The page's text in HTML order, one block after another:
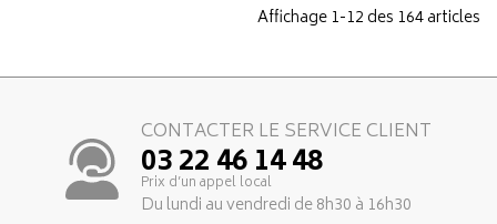
Affichage 1-12 des 164 articles
CONTACTER LE SERVICE CLIENT
03 22 46 14 48
Prix d’un appel local
Du lundi au vendredi de 8h30 à 16h30